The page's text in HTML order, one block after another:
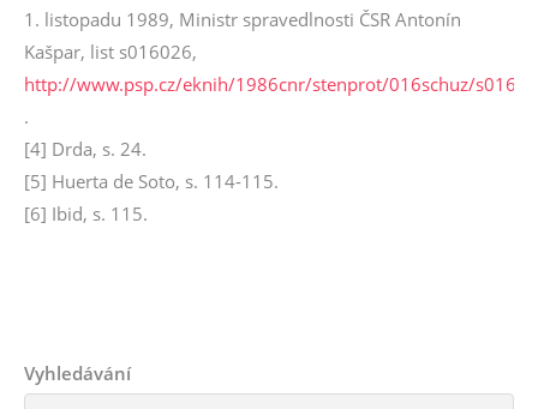
1. listopadu 1989, Ministr spravedlnosti ČSR Antonín
Kašpar, list s016026,
http://www.psp.cz/eknih/1986cnr/stenprot/016schuz/
.
[4] Drda, s. 24.
[5] Huerta de Soto, s. 114-115.
[6] Ibid, s. 115.
Vyhledávání